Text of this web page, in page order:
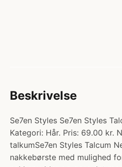
Beskrivelse
Se7en Styles Se7en Styles
Kategori: Hår. Pris: 69.00 kr.
talkumSe7en Styles Talcum
nakkebørste med mulighed